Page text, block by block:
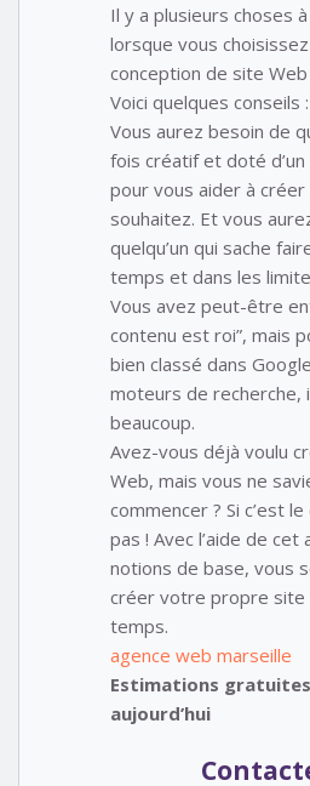
Il y a plusieurs choses
lorsque vous
conception de site
Voici quelques conseils :
Vous aurez besoin de
fois créatif et doté
pour vous aider à créer
souhaitez. Et vous
quelqu’un qui sache
temps et dans les
Vous avez peut-être
contenu est roi”, mais
bien classé dans
moteurs de recherche,
beaucoup.
Avez-vous déjà voulu
Web, mais vous ne
commencer ? Si c’est
pas ! Avec l’aide de
notions de base, vous
créer votre propre site
temps.
agence web marseille
Estimations
aujourd’hui